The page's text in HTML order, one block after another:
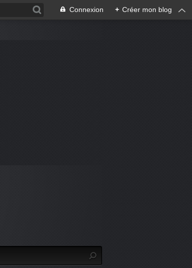
Connexion + Créer mon blog